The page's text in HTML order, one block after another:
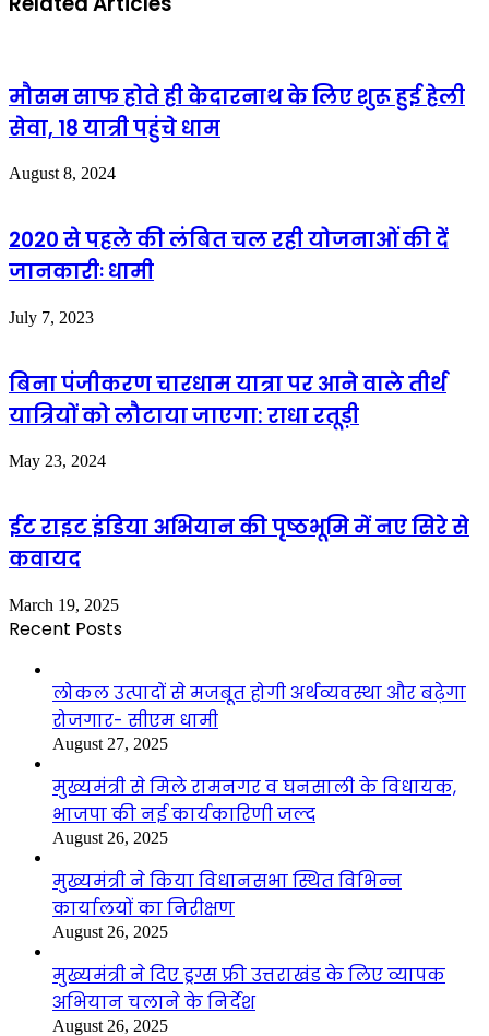
मौसम साफ होते ही केदारनाथ के लिए शुरू हुई हेली
सेवा, 18 यात्री पहुंचे धाम
August 8, 2024
2020 से पहले की लंबित चल रही योजनाओं की दें
जानकारीः धामी
July 7, 2023
बिना पंजीकरण चारधाम यात्रा पर आने वाले तीर्थ
यात्रियों को लौटाया जाएगा: राधा रतूड़ी
May 23, 2024
ईट राइट इंडिया अभियान की पृष्ठभूमि में नए सिरे से
कवायद
March 19, 2025
Recent Posts
लोकल उत्पादों से मजबूत होगी अर्थव्यवस्था और बढ़ेगा
रोजगार- सीएम धामी
August 27, 2025
मुख्यमंत्री से मिले रामनगर व घनसाली के विधायक,
भाजपा की नई कार्यकारिणी जल्द
August 26, 2025
मुख्यमंत्री ने किया विधानसभा स्थित विभिन्न
कार्यालयों का निरीक्षण
August 26, 2025
मुख्यमंत्री ने दिए ड्रग्स फ्री उत्तराखंड के लिए व्यापक
अभियान चलाने के निर्देश
August 26, 2025